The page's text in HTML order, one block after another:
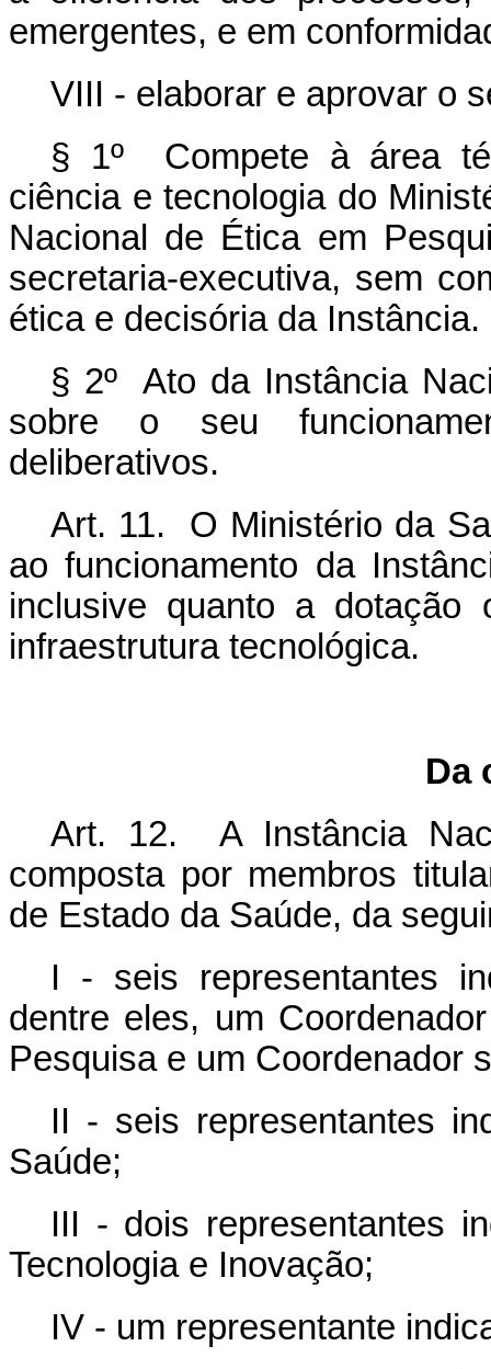
emergentes, e em
VIII - elaborar e aprovar o
§ 1º Compete à área
ciência e tecnologia do
Nacional de Ética em
secretaria-executiva, sem
ética e decisória da Instância.
§ 2º Ato da Instância
sobre o seu
deliberativos.
Art. 11. O Ministério da
ao funcionamento da
inclusive quanto a dotação
infraestrutura tecnológica.
Da
Art. 12. A Instância
composta por membros
de Estado da Saúde, da
I - seis representantes
dentre eles, um
Pesquisa e um Coordenador
II - seis representantes
Saúde;
III - dois representantes
Tecnologia e Inovação;
IV - um representante